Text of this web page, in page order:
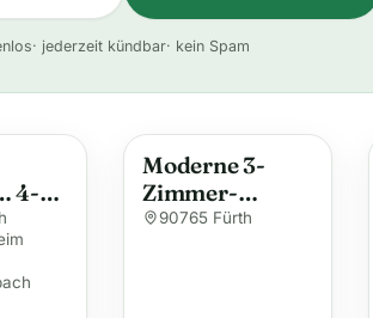
t
· jederzeit kündbar· kein Spam
Moderne 3-
Zimmer-
Erdgeschosswo
90765 Fürth